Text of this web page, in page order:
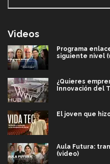
Videos
Programa
siguiente nivel
¿Quieres
Innovación del
El joven que
Aula Futura:
(video)